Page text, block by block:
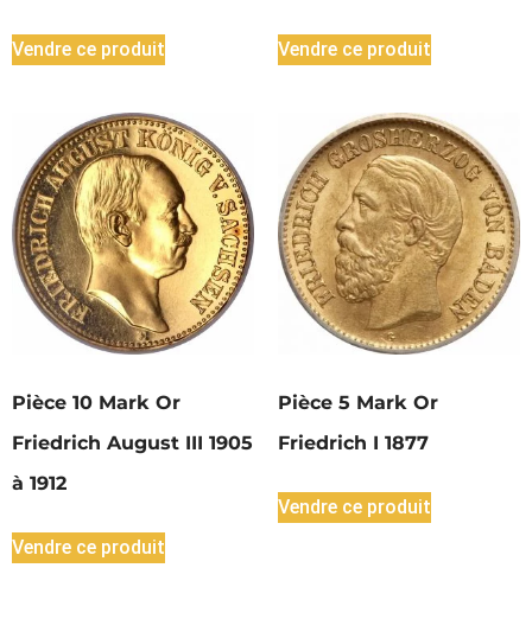
Vendre ce produit Vendre ce produit
Pièce 10 Mark Or
Friedrich August III 1905
à 1912
Vendre ce produit
Pièce 5 Mark Or
Friedrich I 1877
Vendre ce produit